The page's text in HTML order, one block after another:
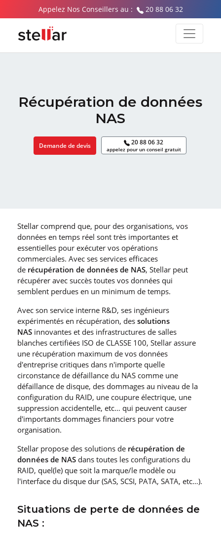
Appelez Nos Conseillers au : 20 88 06 32
Récupération de données
NAS
Demande de devis 20 88 06 32
appelez pour un conseil gratuit
Stellar comprend que, pour des organisations, vos
données en temps réel sont très importantes et
essentielles pour exécuter vos opérations
commerciales. Avec ses services efficaces
de récupération de données de NAS, Stellar peut
récupérer avec succès toutes vos données qui
semblent perdues en un minimum de temps.
Avec son service interne R&D, ses ingénieurs
expérimentés en récupération, dessolutions
NAS innovantes et des infrastructures de salles
blanches certifiées ISO de CLASSE 100, Stellar assure
une récupération maximum de vos données
d′entreprise critiques dans n′importe quelle
circonstance de défaillance du NAS comme une
défaillance de disque, des dommages au niveau de la
configuration du RAID, une coupure électrique, une
suppression accidentelle, etc… qui peuvent causer
d′importants dommages financiers pour votre
organisation.
Stellar propose des solutions de récupération de
données de NAS dans toutes les configurations du
RAID, quel(le) que soit la marque/le modèle ou
l′interface du disque dur (SAS, SCSI, PATA, SATA, etc…).
Situations de perte de données de
NAS :